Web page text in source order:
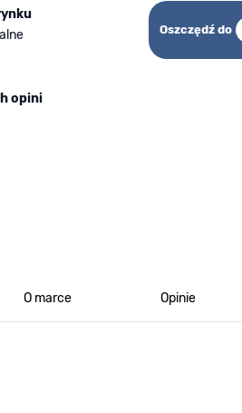
opini
Oszczędź do
O marce Opinie